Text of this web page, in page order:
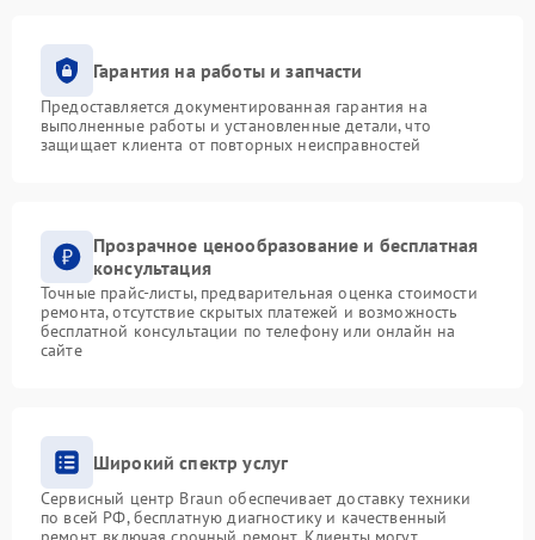
Гарантия на работы и запчасти
Предоставляется документированная гарантия на
выполненные работы и установленные детали, что
защищает клиента от повторных неисправностей
Прозрачное ценообразование и бесплатная
консультация
Точные прайс-листы, предварительная оценка стоимости
ремонта, отсутствие скрытых платежей и возможность
бесплатной консультации по телефону или онлайн на
сайте
Широкий спектр услуг
Сервисный центр Braun обеспечивает доставку техники
по всей РФ, бесплатную диагностику и качественный